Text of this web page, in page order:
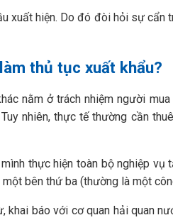
xuất hiện. Do đó đòi hỏi sự cẩn
thủ tục xuất khẩu?
nằm ở trách nhiệm người
nhiên, thực tế thường cần
thực hiện toàn bộ nghiệp vụ
bên thứ ba (thường là một
khai báo với cơ quan hải quan